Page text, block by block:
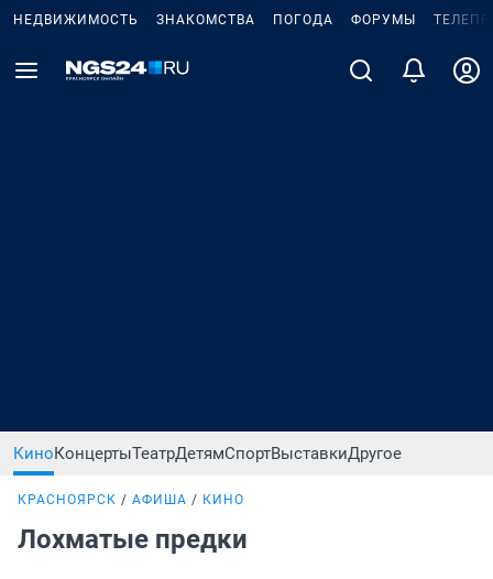
НЕДВИЖИМОСТЬ ЗНАКОМСТВА ПОГОДА ФОРУМЫ
КиноКонцертыТеатрДетямСпортВыставкиДругое
КРАСНОЯРСК АФИША КИНО
Лохматые предки